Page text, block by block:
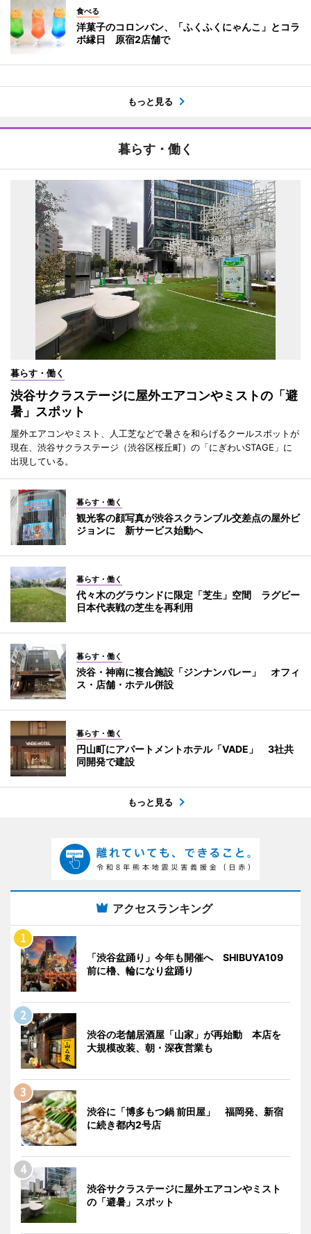
食べる
洋菓子のコロンバン、「ふくふくにゃんこ」とコラ
ボ縁日 原宿2店舗で
もっと見る
暮らす・働く
暮らす・働く
渋谷サクラステージに屋外エアコンやミストの「避
暑」スポット
屋外エアコンやミスト、人工芝などで暑さを和らげるクールスポットが
現在、渋谷サクラステージ（渋谷区桜丘町）の「にぎわいSTAGE」に
出現している。
暮らす・働く
観光客の顔写真が渋谷スクランブル交差点の屋外ビ
ジョンに 新サービス始動へ
暮らす・働く
代々木のグラウンドに限定「芝生」空間 ラグビー
日本代表戦の芝生を再利用
暮らす・働く
渋谷・神南に複合施設「ジンナンバレー」 オフィ
ス・店舗・ホテル併設
暮らす・働く
円山町にアパートメントホテル「VADE」 3社共
同開発で建設
もっと見る
アクセスランキング
「渋谷盆踊り」今年も開催へ SHIBUYA109
前に櫓、輪になり盆踊り
渋谷の老舗居酒屋「山家」が再始動 本店を
大規模改装、朝・深夜営業も
渋谷に「博多もつ鍋 前田屋」 福岡発、新宿
に続き都内2号店
渋谷サクラステージに屋外エアコンやミスト
の「避暑」スポット